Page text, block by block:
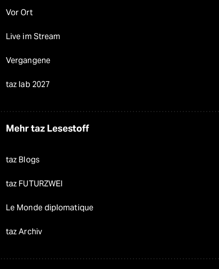
Vor Ort
Live im Stream
Vergangene
taz lab 2027
Mehr taz Lesestoff
taz Blogs
taz FUTURZWEI
Le Monde diplomatique
taz Archiv